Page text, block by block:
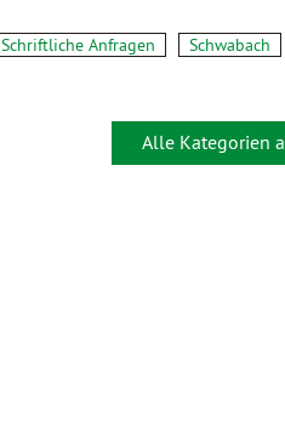
Schriftliche Anfragen
Schwabach
Alle Kategorien